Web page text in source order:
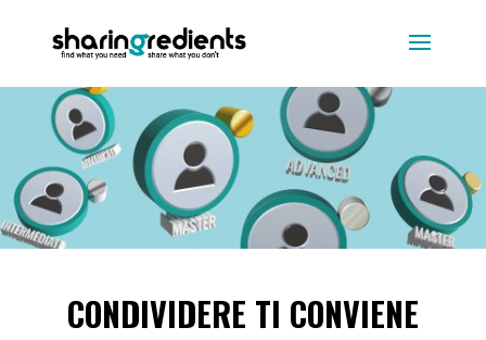
CONDIVIDERE TI CONVIENE